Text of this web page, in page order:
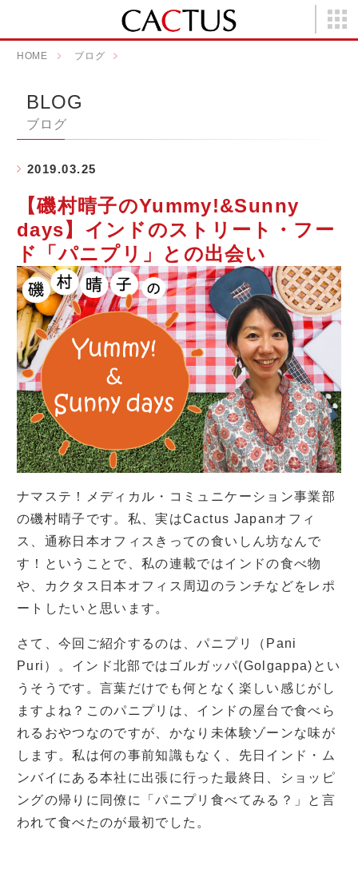
HOME ブログ
BLOG
ブログ
2019.03.25
【磯村晴子のYummy!&Sunny
days】インドのストリート・フー
ド「パニプリ」との出会い
ナマステ！メディカル・コミュニケーション事業部
の磯村晴子です。私、実はCactus Japanオフィ
ス、通称日本オフィスきっての食いしん坊なんで
す！ということで、私の連載ではインドの食べ物
や、カクタス日本オフィス周辺のランチなどをレポ
ートしたいと思います。
さて、今回ご紹介するのは、パニプリ（Pani
Puri）。インド北部ではゴルガッパ(Golgappa)とい
うそうです。言葉だけでも何となく楽しい感じがし
ますよね？このパニプリは、インドの屋台で食べら
れるおやつなのですが、かなり未体験ゾーンな味が
します。私は何の事前知識もなく、先日インド・ム
ンバイにある本社に出張に行った最終日、ショッピ
ングの帰りに同僚に「パニプリ食べてみる？」と言
われて食べたのが最初でした。